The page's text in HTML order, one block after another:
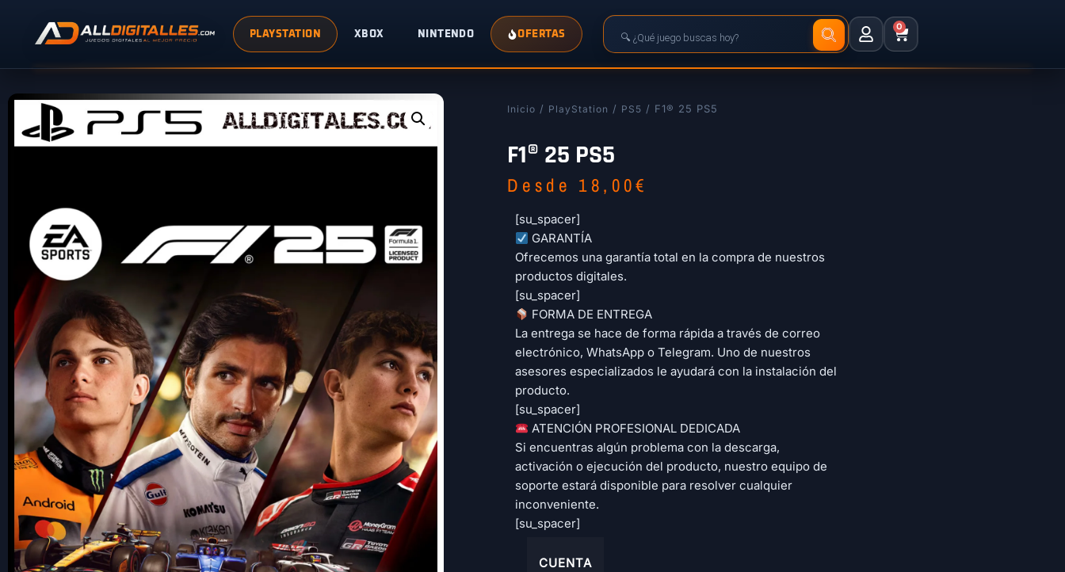
PLAYSTATION XBOX NINTENDO OFERTAS
0
Inicio / PlayStation / PS5 / F1® 25 PS5
F1® 25 PS5
Desde 18,00€
[su_spacer]
​ GARANTÍA
Ofrecemos una garantía total en la compra de nuestros
productos digitales.
[su_spacer]
​ FORMA DE ENTREGA
La entrega se hace de forma rápida a través de correo
electrónico, WhatsApp o Telegram. Uno de nuestros
asesores especializados le ayudará con la instalación del
producto.
[su_spacer]
​ ATENCIÓN PROFESIONAL DEDICADA
Si encuentras algún problema con la descarga,
activación o ejecución del producto, nuestro equipo de
soporte estará disponible para resolver cualquier
inconveniente.
[su_spacer]
CUENTA